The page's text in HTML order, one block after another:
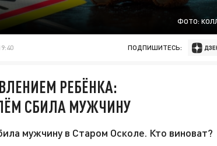
ФОТО:
ПОДПИШИТЕСЬ:
РЕБЁНКА:
СБИЛА МУЖЧИНУ
мужчину в Старом Осколе. Кто виноват?